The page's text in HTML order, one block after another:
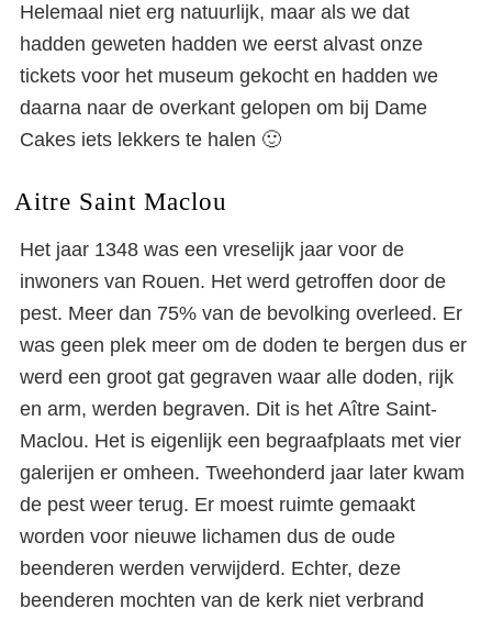
Helemaal niet erg natuurlijk, maar als we dat
hadden geweten hadden we eerst alvast onze
tickets voor het museum gekocht en hadden we
daarna naar de overkant gelopen om bij Dame
Cakes iets lekkers te halen 🙂
Aitre Saint Maclou
Het jaar 1348 was een vreselijk jaar voor de
inwoners van Rouen. Het werd getroffen door de
pest. Meer dan 75% van de bevolking overleed. Er
was geen plek meer om de doden te bergen dus er
werd een groot gat gegraven waar alle doden, rijk
en arm, werden begraven. Dit is het Aître Saint-
Maclou. Het is eigenlijk een begraafplaats met vier
galerijen er omheen. Tweehonderd jaar later kwam
de pest weer terug. Er moest ruimte gemaakt
worden voor nieuwe lichamen dus de oude
beenderen werden verwijderd. Echter, deze
beenderen mochten van de kerk niet verbrand